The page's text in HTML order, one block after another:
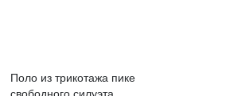
Поло из трикотажа пике